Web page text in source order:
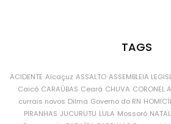
TAGS
ACIDENTE Alcaçuz ASSALTO ASSEMBLEIA
Caicó CARAÚBAS Ceará CHUVA CORONEL
currais novos Dilma Governo do RN
PIRANHAS JUCURUTU LULA Mossoró NATAL